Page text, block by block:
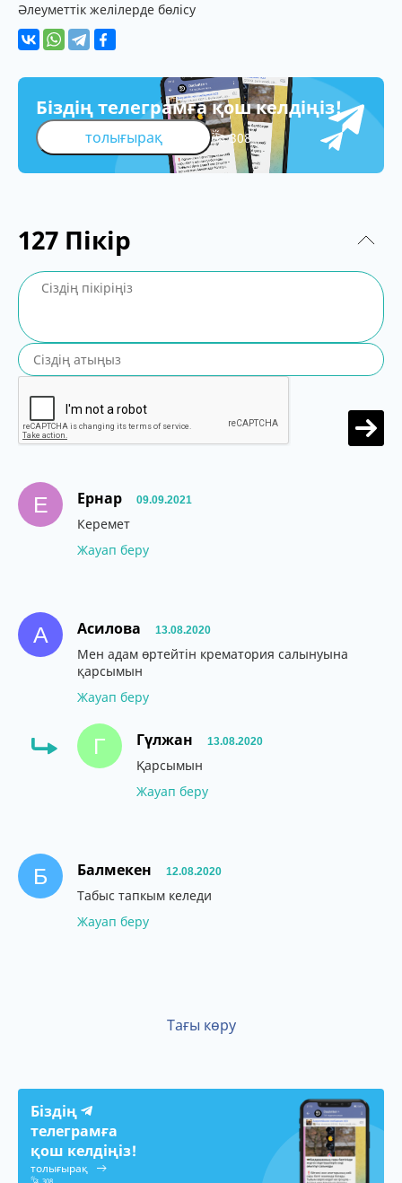
Әлеуметтік желілерде бөлісу
Біздің телеграмға қош келдіңіз!
толығырақ 308
127 Пікір
Е Ернар 09.09.2021
Керемет
Жауап беру
А Асилова 13.08.2020
Мен адам өртейтін крематория салынуына
қарсымын
Жауап беру
Г Гүлжан 13.08.2020
Қарсымын
Жауап беру
Б Балмекен 12.08.2020
Табыс тапкым келеди
Жауап беру
Тағы көру
Біздің
телеграмға
қош келдіңіз!
толығырақ
308